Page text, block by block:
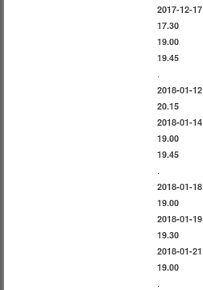
2017-12-17
17.30
19.00
19.45
.
2018-01-12
20.15
2018-01-14
19.00
19.45
.
2018-01-18
19.00
2018-01-19
19.30
2018-01-21
19.00
.